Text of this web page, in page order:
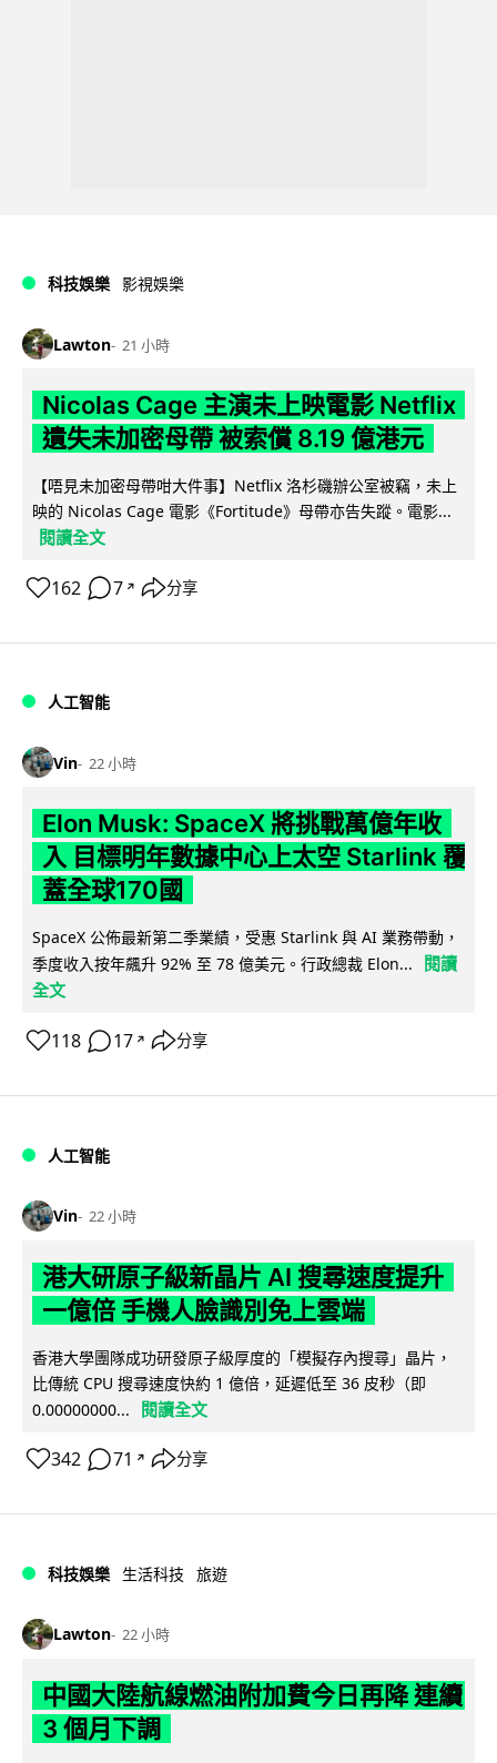
科技娛樂 影視娛樂
Lawton 21 小時
Nicolas Cage 主演未上映電影 Netflix
遺失未加密母帶 被索償 8.19 億港元
【唔見未加密母帶咁大件事】Netflix 洛杉磯辦公室被竊，未上
映的 Nicolas Cage 電影《Fortitude》母帶亦告失蹤。電影...
閱讀全文
162 7 ↗ 分享
人工智能
Vin 22 小時
Elon Musk: SpaceX 將挑戰萬億年收
入 目標明年數據中心上太空 Starlink 覆
蓋全球170國
SpaceX 公佈最新第二季業績，受惠 Starlink 與 AI 業務帶動，
季度收入按年飆升 92% 至 78 億美元。行政總裁 Elon...
閱讀
全文
118 17 ↗ 分享
人工智能
Vin 22 小時
港大研原子級新晶片 AI 搜尋速度提升
一億倍 手機人臉識別免上雲端
香港大學團隊成功研發原子級厚度的「模擬存內搜尋」晶片，
比傳統 CPU 搜尋速度快約 1 億倍，延遲低至 36 皮秒（即
0.00000000...
閱讀全文
342 71 ↗ 分享
科技娛樂 生活科技 旅遊
Lawton 22 小時
中國大陸航線燃油附加費今日再降 連續
3 個月下調